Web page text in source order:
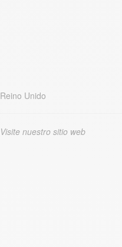
Reino Unido
Visite nuestro sitio web